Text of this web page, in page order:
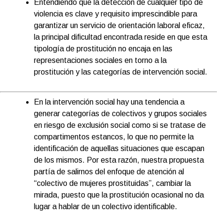
Entendiendo que la detección de cualquier tipo de
violencia es clave y requisito imprescindible para
garantizar un servicio de orientación laboral eficaz,
la principal dificultad encontrada reside en que esta
tipología de prostitución no encaja en las
representaciones sociales en torno a la
prostitución y las categorías de intervención social.
En la intervención social hay una tendencia a
generar categorías de colectivos y grupos sociales
en riesgo de exclusión social como si se tratase de
compartimentos estancos, lo que no permite la
identificación de aquellas situaciones que escapan
de los mismos. Por esta razón, nuestra propuesta
partía de salirnos del enfoque de atención al
“colectivo de mujeres prostituidas”, cambiar la
mirada, puesto que la prostitución ocasional no da
lugar a hablar de un colectivo identificable.